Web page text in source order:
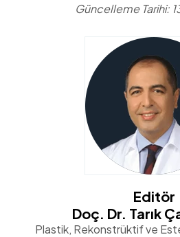
Güncelleme Tarihi:
Editör
Doç. Dr. Tarık
Plastik, Rekonstrüktif ve